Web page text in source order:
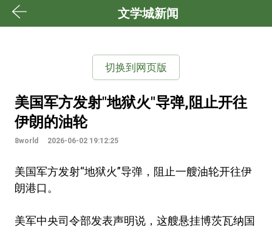
文学城新闻
切换到网页版
美国军方发射"地狱火"导弹,阻止开往
伊朗的油轮
8world 2026-06-02 19:12:25
美国军方发射“地狱火”导弹，阻止一艘油轮开往伊
朗港口。
美军中央司令部发表声明说，这艘悬挂博茨瓦纳国